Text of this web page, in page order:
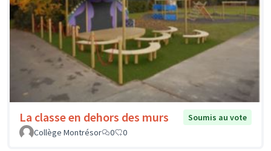
La classe en dehors des murs
Soumis au vote
Collège Montrésor
0 0